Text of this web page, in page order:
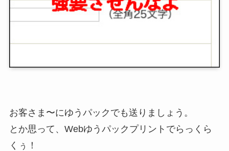
お客さま〜にゆうパックでも送りましょう。
とか思って、Webゆうパックプリントでらっくら
くぅ！